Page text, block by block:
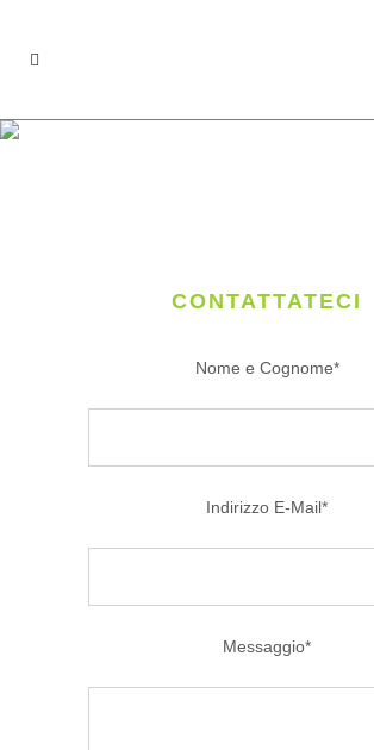
CONTATTATECI
Nome e Cognome*
Indirizzo E-Mail*
Messaggio*